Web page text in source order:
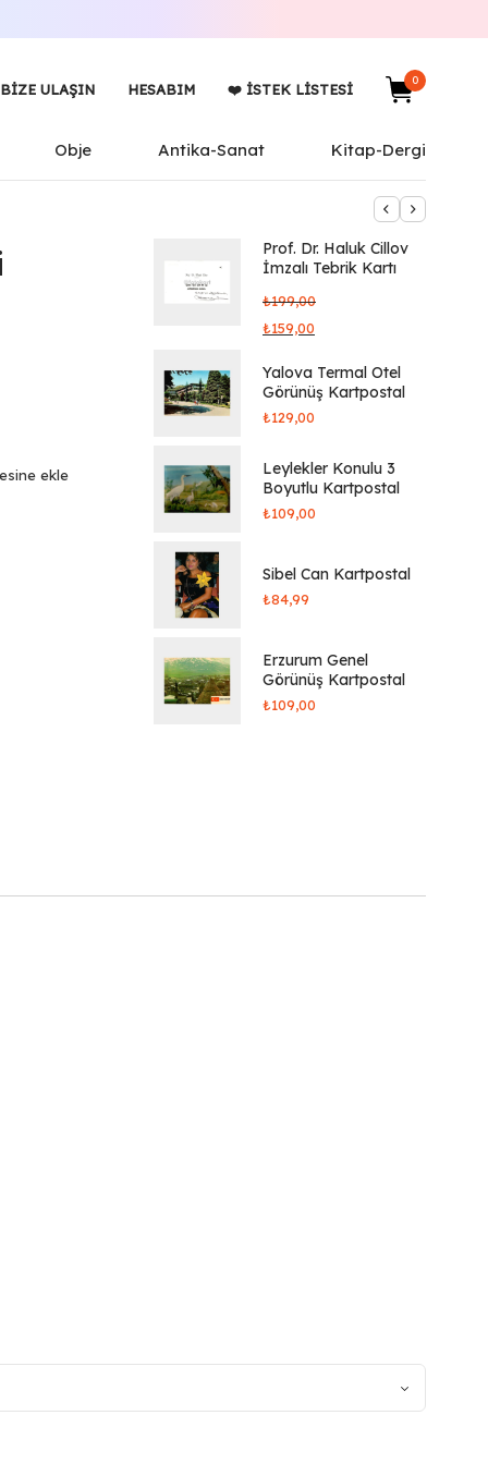
BIZE ULAŞIN HESABIM ❤️ İSTEK LISTESI
0
Obje Antika-Sanat Kitap-Dergi
ekle
Prof. Dr. Haluk Cillov
İmzalı Tebrik Kartı
₺199,00
₺159,00
Yalova Termal Otel
Görünüş Kartpostal
₺129,00
Leylekler Konulu 3
Boyutlu Kartpostal
₺109,00
Sibel Can Kartpostal
₺84,99
Erzurum Genel
Görünüş Kartpostal
₺109,00